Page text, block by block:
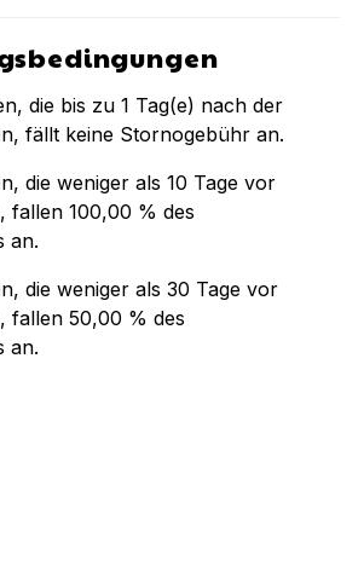
die bis zu 1 Tag(e) nach der
fällt keine Stornogebühr an.
die weniger als 10 Tage vor
fallen 100,00 % des
an.
die weniger als 30 Tage vor
fallen 50,00 % des
an.